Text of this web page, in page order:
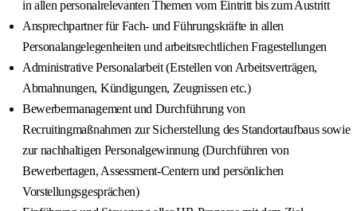
in allen personalrelevanten Themen vom Eintritt bis zum Austritt
Ansprechpartner für Fach- und Führungskräfte in allen
Personalangelegenheiten und arbeitsrechtlichen Fragestellungen
Administrative Personalarbeit (Erstellen von Arbeitsverträgen,
Abmahnungen, Kündigungen, Zeugnissen etc.)
Bewerbermanagement und Durchführung von
Recruitingmaßnahmen zur Sicherstellung des Standortaufbaus sowie
zur nachhaltigen Personalgewinnung (Durchführen von
Bewerbertagen, Assessment-Centern und persönlichen
Vorstellungsgesprächen)